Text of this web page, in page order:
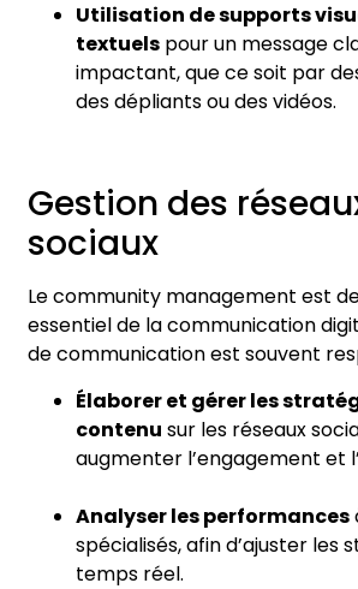
Utilisation de supports
textuels pour un message
impactant, que ce soit par
des dépliants ou des vidéos.
Gestion des
sociaux
Le community management est
essentiel de la communication
de communication est souvent
Élaborer et gérer les
contenu sur les réseaux
augmenter l’engagement et
Analyser les performances
spécialisés, afin d’ajuster les
temps réel.